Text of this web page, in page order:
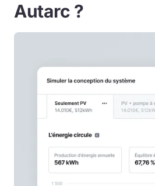
Autarc ?